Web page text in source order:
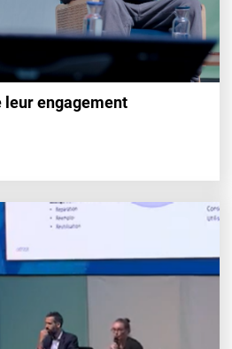
leur engagement